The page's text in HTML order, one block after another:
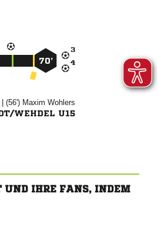


70’
| (56')  
WEHDEL U15
UND IHRE FANS, INDEM